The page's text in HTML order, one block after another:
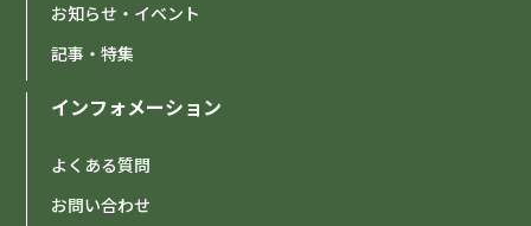
お知らせ・イベント
記事・特集
インフォメーション
よくある質問
お問い合わせ